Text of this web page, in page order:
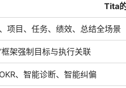
Tita
项目、任务、绩效、总结全场景
框架强制目标与执行关联
、智能诊断、智能纠偏